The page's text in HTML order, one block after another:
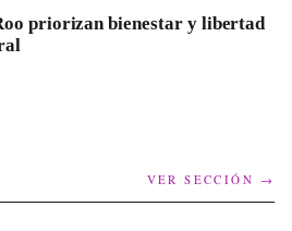
priorizan bienestar y libertad
VER SECCIÓN →